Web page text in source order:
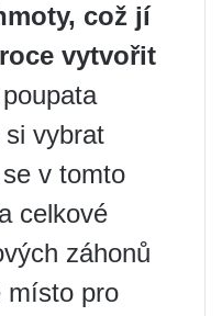
což jí
vytvořit
vybrat
v tomto
celkové
záhonů
místo pro